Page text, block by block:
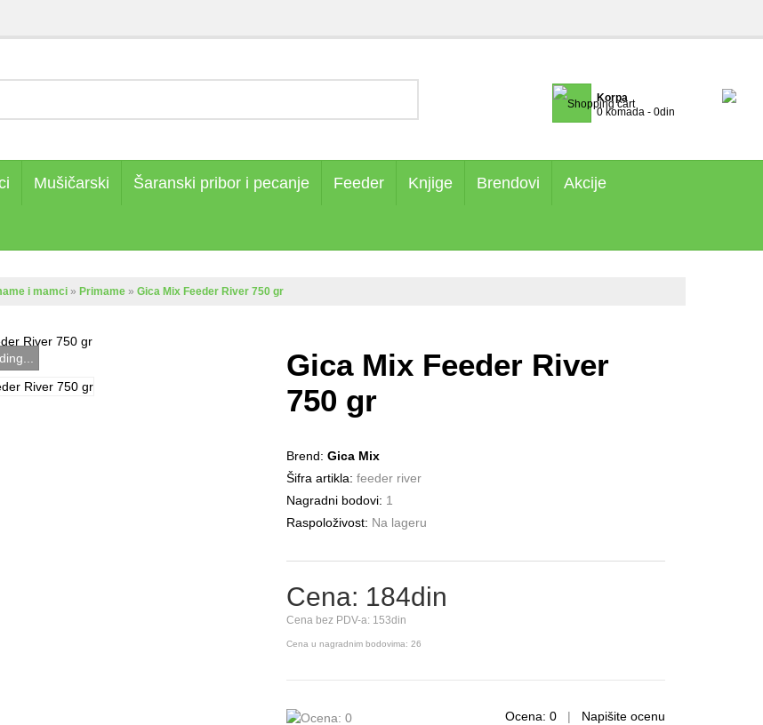
Korpa
0 komada - 0din
Mušičarski Šaranski pribor i pecanje Feeder Knjige Brendovi Akcije
i mamci » Primame » Gica Mix Feeder River 750 gr
Gica Mix Feeder River
750 gr
Brend: Gica Mix
Šifra artikla: feeder river
Nagradni bodovi: 1
Raspoloživost: Na lageru
Cena: 184din
Cena bez PDV-a: 153din
Cena u nagradnim bodovima: 26
Ocena: 0 | Napišite ocenu